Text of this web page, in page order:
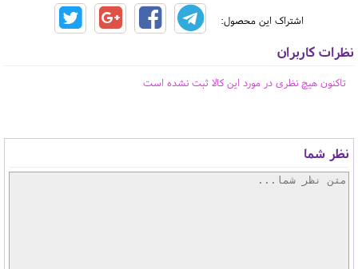
اشتراک این محصول:
نظرات کاربران
تاکنون هیچ نظری در مورد این کالا ثبت نشده است
نظر شما